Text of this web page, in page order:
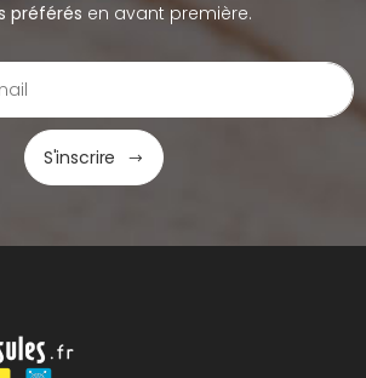
préférés en avant première.
S'inscrire